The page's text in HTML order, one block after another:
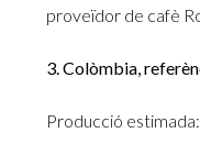
proveïdor de cafè
3. Colòmbia,
Producció